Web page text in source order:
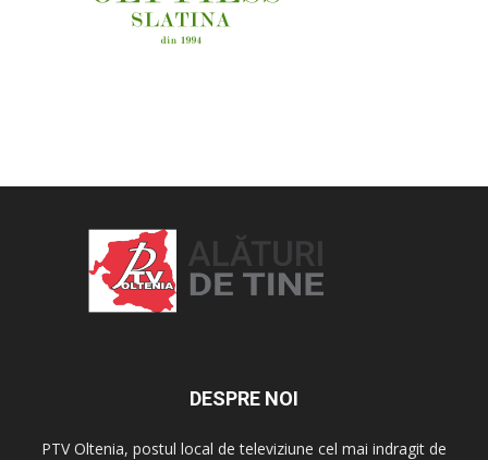
DESPRE NOI
PTV Oltenia, postul local de televiziune cel mai indragit de